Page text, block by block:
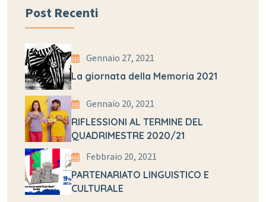
Post Recenti
Gennaio 27, 2021
La giornata della Memoria 2021
Gennaio 20, 2021
RIFLESSIONI AL TERMINE DEL
QUADRIMESTRE 2020/21
Febbraio 20, 2021
PARTENARIATO LINGUISTICO E
CULTURALE